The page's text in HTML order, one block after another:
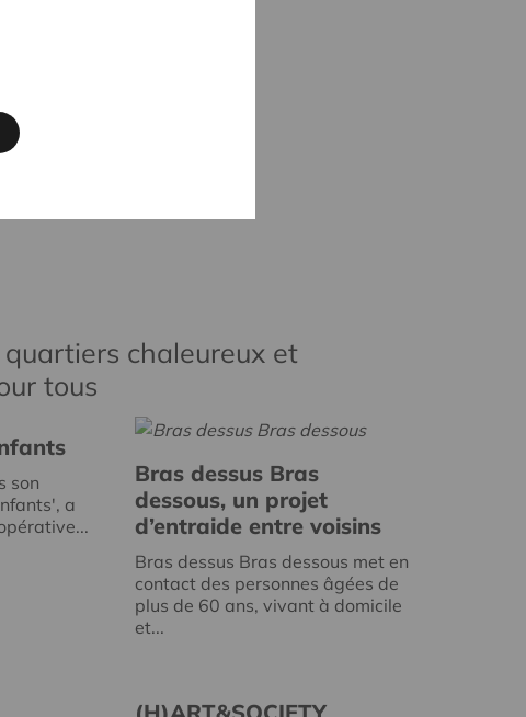
chaleureux et
tous
son
a
Bras dessus Bras
dessous, un projet
d’entraide entre voisins
Bras dessus Bras dessous met en
contact des personnes âgées de
plus de 60 ans, vivant à domicile
et...